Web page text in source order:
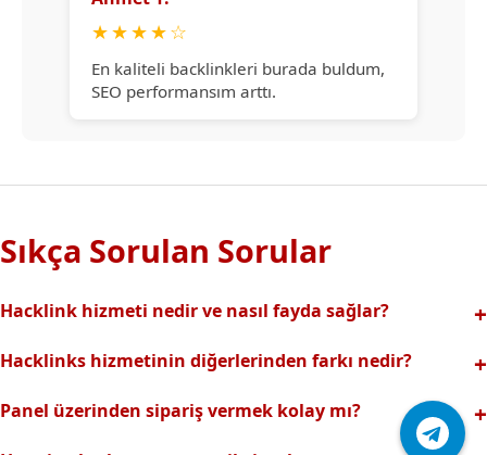
★★★★☆
En kaliteli backlinkleri burada buldum,
SEO performansım arttı.
Sıkça Sorulan Sorular
Hacklink hizmeti nedir ve nasıl fayda sağlar?
backlinklerle sitenizin arama motorlarındaki
sıralamalarınız hızlıca yükselir.
Hacklinks hizmetinin diğerlerinden farkı nedir?
riski olmadan, en kaliteli ve etkili backlinkler sunuyoruz.
Profesyonel ekibimizle hızlı destek sağlanır.Ayrıca Daha
Panel üzerinden sipariş vermek kolay mı?
Hacklinks paneli kullanıcı dostu arayüzüyle kolayca sipariş